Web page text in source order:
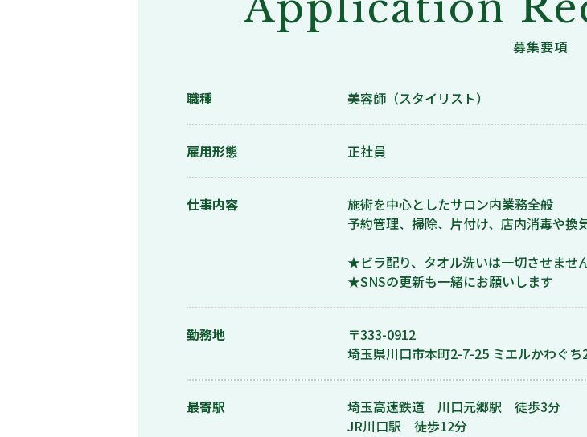
募集要項
職種 美容師（スタイリスト）
雇用形態 正社員
仕事内容
施術を中心としたサロン内業務全般
予約管理、掃除、片付け、店内消毒や換
★ビラ配り、タオル洗いは一切させませ
★SNSの更新も一緒にお願いします
勤務地
〒333-0912
埼玉県川口市本町2-7-25 ミエルかわぐち
最寄駅
埼玉高速鉄道 川口元郷駅 徒歩3分
JR川口駅 徒歩12分